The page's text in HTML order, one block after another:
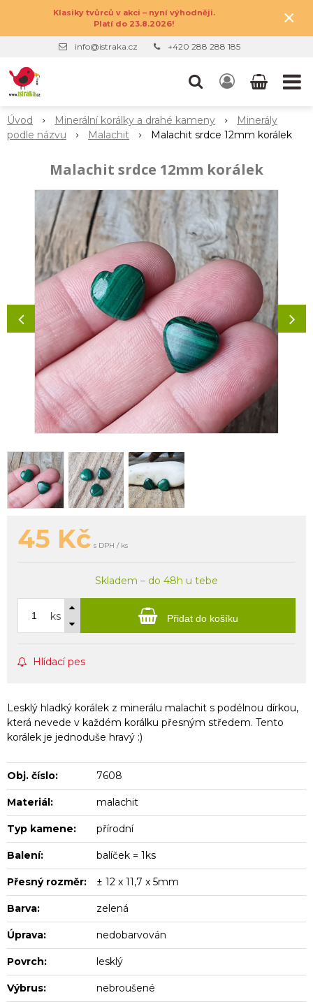
Klasiky tvůrců v akci – nyní výhodněji.
Platí do 23.8.2026!
×
info@istraka.cz +420 288 288 185
Úvod Minerální korálky a drahé kameny
Minerály
podle názvu
Malachit Malachit srdce 12mm korálek
Malachit srdce 12mm korálek
45 Kč s DPH / ks
Skladem – do 48h u tebe
ks Přidat do košíku
Hlídací pes
Lesklý hladký korálek z minerálu malachit s podélnou dírkou,
která nevede v každém korálku přesným středem. Tento
korálek je jednoduše hravý :)
Obj. číslo: 7608
Materiál: malachit
Typ kamene: přírodní
Balení: balíček = 1ks
Přesný rozměr: ± 12 x 11,7 x 5mm
Barva: zelená
Úprava: nedobarvován
Povrch: lesklý
Výbrus: nebroušené